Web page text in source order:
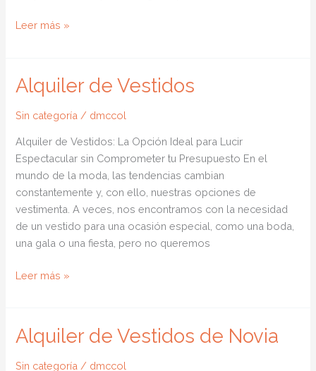
Renta
Leer más »
Alquiler de Vestidos
Sin categoría / dmccol
Alquiler de Vestidos: La Opción Ideal para Lucir
Espectacular sin Comprometer tu Presupuesto En el
mundo de la moda, las tendencias cambian
constantemente y, con ello, nuestras opciones de
vestimenta. A veces, nos encontramos con la necesidad
de un vestido para una ocasión especial, como una boda,
una gala o una fiesta, pero no queremos
Alquiler
Leer más »
Alquiler de Vestidos de Novia
Sin categoría / dmccol